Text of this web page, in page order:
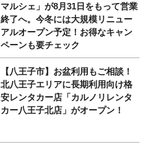
マルシェ」が8月31日をもって営業
終了へ。今冬には大規模リニュー
アルオープン予定！お得なキャン
ペーンも要チェック
【八王子市】お盆利用もご相談！
北八王子エリアに長期利用向け格
安レンタカー店「カルノリレンタ
カー八王子北店」がオープン！